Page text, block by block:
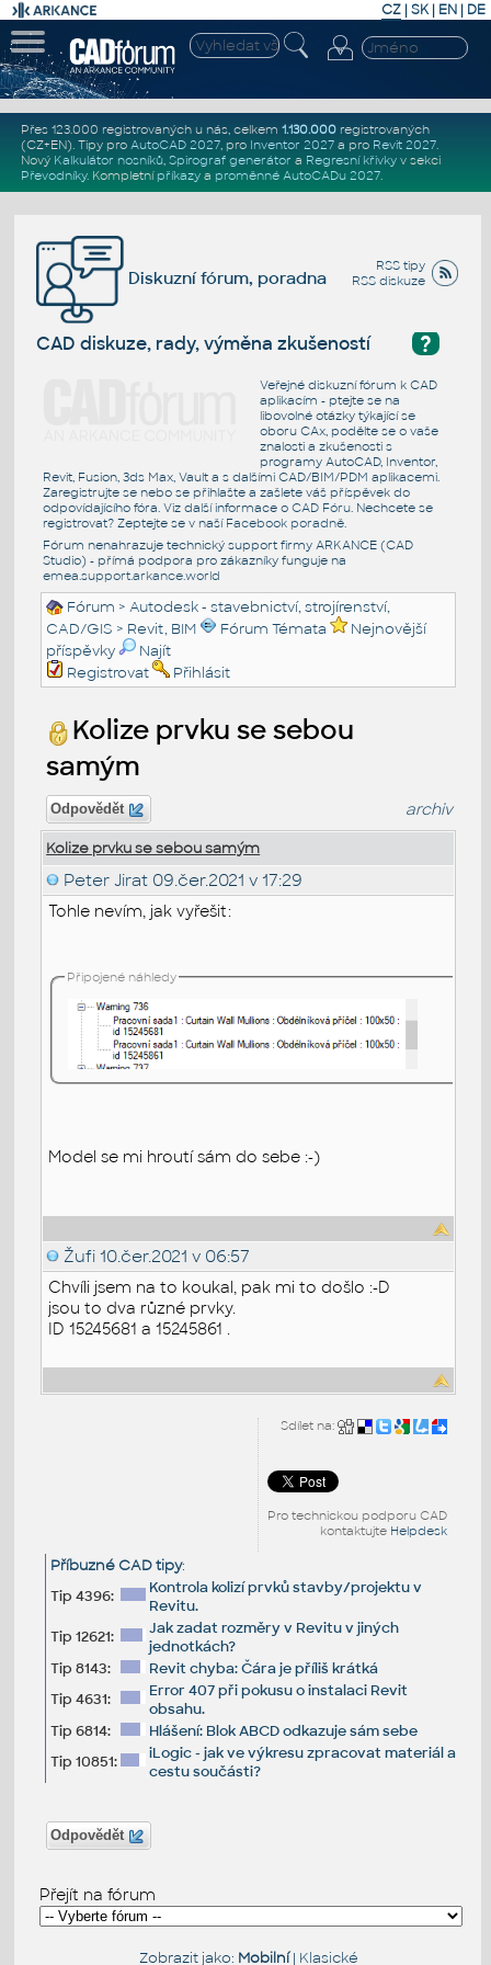
CZ | SK| EN | DE
Přes 123.000 registrovaných u nás, celkem 1.130.000registrovaných
(CZ+EN). Tipy pro AutoCAD 2027, pro Inventor 2027a pro Revit 2027.
Nový Kalkulátor nosníků, Spirograf generátor a Regresní křivkyv sekci
Převodníky. Kompletní příkazya proměnné AutoCADu 2027.
RSS tipy
RSS diskuze
Diskuzní fórum, poradna
?
CAD diskuze, rady, výměna zkušeností
Veřejné diskuzní fórum k CAD
aplikacím - ptejte se na
libovolné otázky týkající se
oboru CAx, podělte se o vaše
znalosti a zkušenosti s
programy AutoCAD, Inventor,
Revit, Fusion, 3ds Max, Vault a s dalšími CAD/BIM/PDM aplikacemi.
Zaregistrujte se nebo se přihlašte a zašlete váš příspěvek do
odpovídajícího fóra. Viz další informace o CAD Fóru. Nechcete se
registrovat? Zeptejte se v naší Facebook poradně.
Fórum nenahrazuje technický support firmy ARKANCE (CAD
Studio) - přímá podpora pro zákazníky funguje na
emea.support.arkance.world
Fórum >Autodesk - stavebnictví, strojírenství,
CAD/GIS > Revit, BIM Fórum Témata
Nejnovější
příspěvky
Najít
Registrovat
Přihlásit
Kolize prvku se sebou
samým
Odpovědět archiv
Kolize prvku se sebou samým
Peter Jirat 09.čer.2021 v 17:29
Tohle nevím, jak vyřešit:
Připojené náhledy
Model se mi hroutí sám do sebe :-)
Žufi 10.čer.2021 v 06:57
Chvíli jsem na to koukal, pak mi to došlo :-D
jsou to dva různé prvky.
ID 15245681 a 15245861 .
Sdílet na:
Pro technickou podporu CAD
kontaktujte Helpdesk
Příbuzné CAD tipy:
Tip 4396:
Kontrola kolizí prvků stavby/projektu v
Revitu.
Tip 12621:
Jak zadat rozměry v Revitu v jiných
jednotkách?
Tip 8143:
Revit chyba: Čára je příliš krátká
Tip 4631:
Error 407 při pokusu o instalaci Revit
obsahu.
Tip 6814:
Hlášení: Blok ABCD odkazuje sám sebe
Tip 10851:
iLogic - jak ve výkresu zpracovat materiál a
cestu součásti?
Odpovědět
Přejít na fórum
Zobrazit jako: Mobilní| Klasické